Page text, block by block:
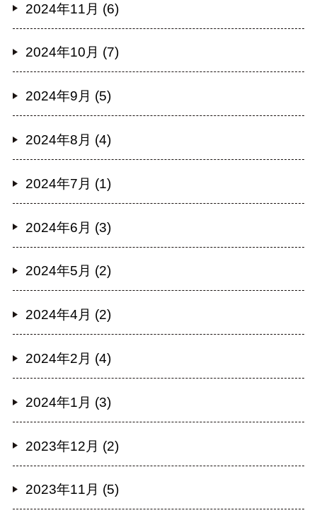
2024年11月 (6)
2024年10月 (7)
2024年9月 (5)
2024年8月 (4)
2024年7月 (1)
2024年6月 (3)
2024年5月 (2)
2024年4月 (2)
2024年2月 (4)
2024年1月 (3)
2023年12月 (2)
2023年11月 (5)